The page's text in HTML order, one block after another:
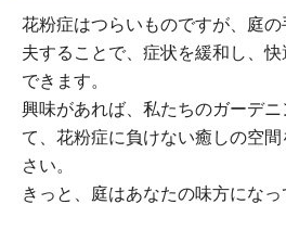
花粉症はつらいものですが、庭
夫することで、症状を緩和し、
できます。
興味があれば、私たちのガーデ
て、花粉症に負けない癒しの空
さい。
きっと、庭はあなたの味方にな